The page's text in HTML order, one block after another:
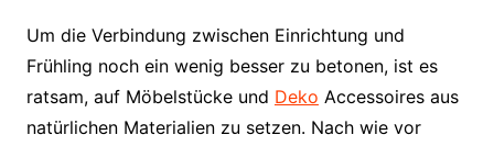
Um die Verbindung zwischen Einrichtung und
Frühling noch ein wenig besser zu betonen, ist es
ratsam, auf Möbelstücke und Deko Accessoires aus
natürlichen Materialien zu setzen. Nach wie vor